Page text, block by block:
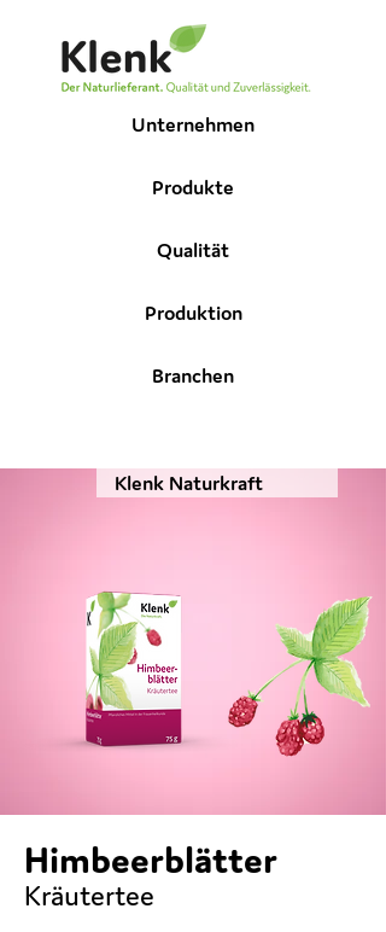
Unternehmen
Produkte
Qualität
Produktion
Branchen
Klenk Naturkraft
Himbeerblätter
Kräutertee